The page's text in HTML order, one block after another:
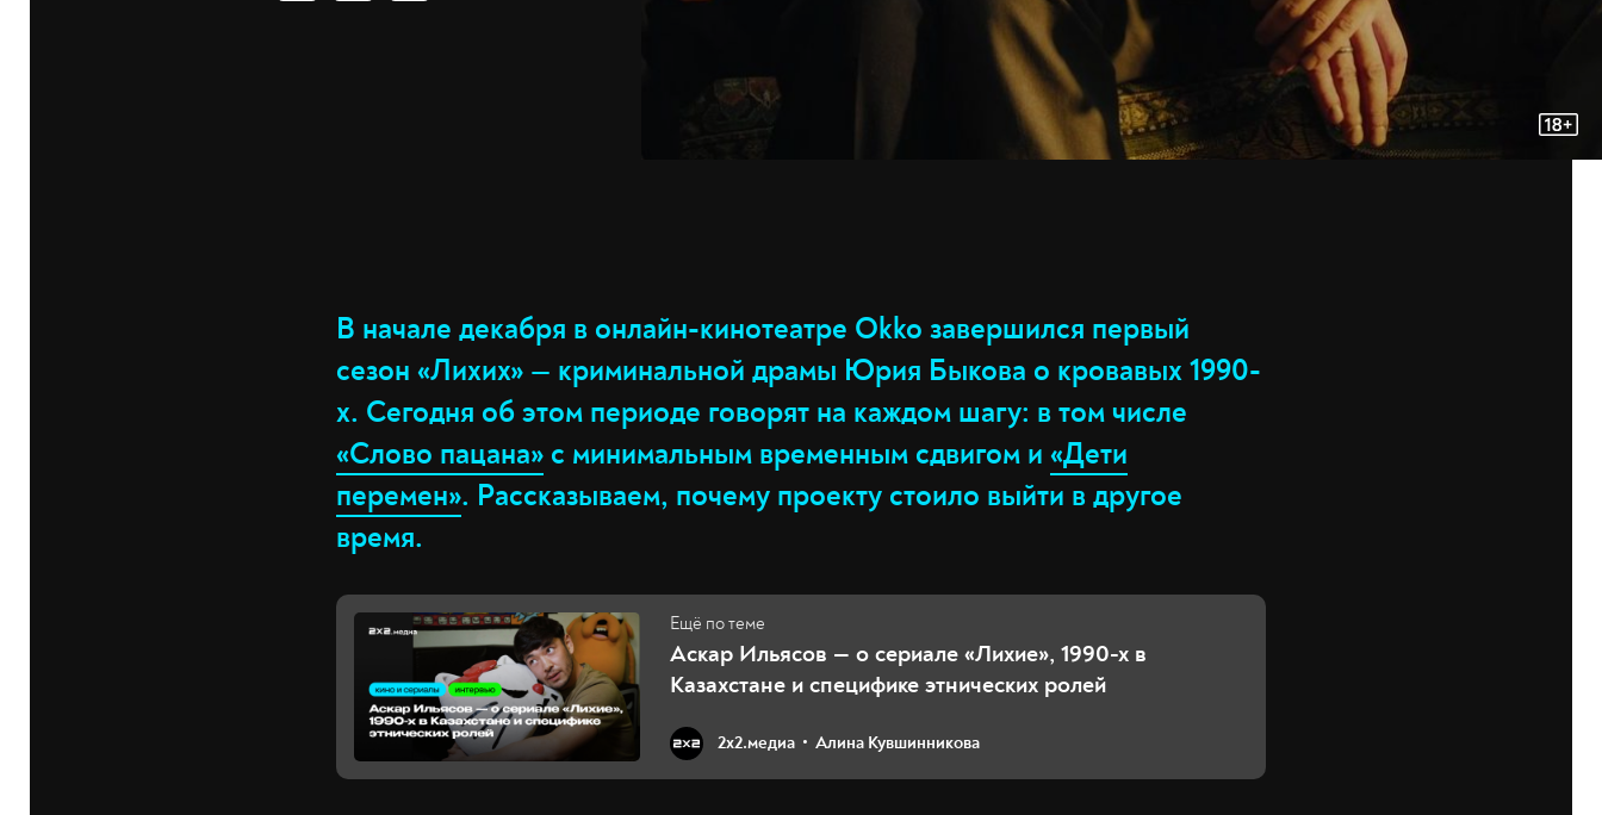
В начале декабря в онлайн-кинотеатре Okko завершился первый
сезон «Лихих» — криминальной драмы Юрия Быкова о кровавых 1990-
х. Сегодня об этом периоде говорят на каждом шагу: в том числе
«Слово пацана» с минимальным временным сдвигом и «Дети
перемен». Рассказываем, почему проекту стоило выйти в другое
время.
Аскар Ильясов — о сериале «Лихие», 1990-х в
Казахстане и специфике этнических ролей
2х2.медиа Алина Кувшинникова